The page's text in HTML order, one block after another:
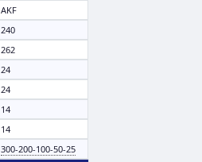
AKF
240
262
24
24
14
14
300-200-100-50-25